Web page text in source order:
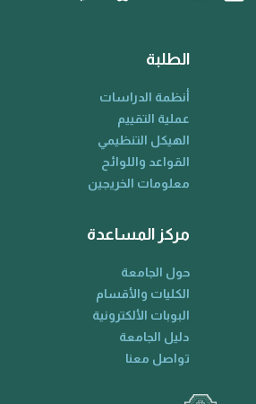
الطلبة
أنظمة الدراسات
عملية التقييم
الهيكل التنظيمي
القواعد واللوائح
معلومات الخريجين
مركز المساعدة
حول الجامعة
الكليات والأقسام
البوبات الألكترونية
دليل الجامعة
تواصل معنا